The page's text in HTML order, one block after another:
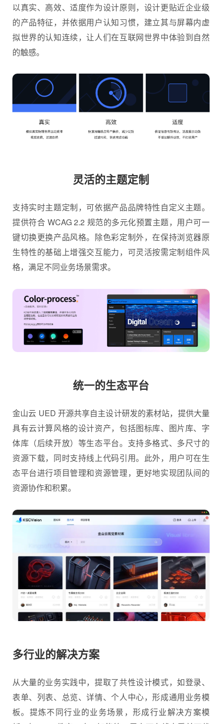
以真实、高效、适度作为设计原则，设计更贴近企业级
的产品特征，并依据用户认知习惯，建立其与屏幕内虚
拟世界的认知连续，让人们在互联网世界中体验到自然
的触感。
灵活的主题定制
支持实时主题定制，可依据产品品牌特性自定义主题。
提供符合 WCAG 2.2 规范的多元化预置主题，用户可一
键切换更换产品风格。除色彩定制外，在保持浏览器原
生特性的基础上增强交互能力，可灵活按需定制组件风
格，满足不同业务场景需求。
统一的生态平台
金山云 UED 开源共享自主设计研发的素材站，提供大量
具有云计算风格的设计资产，包括图标库、图片库、字
体库（后续开放）等生态平台。支持多格式、多尺寸的
资源下载，同时支持线上代码引用。此外，用户可在生
态平台进行项目管理和资源管理，更好地实现团队间的
资源协作和积累。
多行业的解决方案
从大量的业务实践中，提取了共性设计模式，如登录、
表单、列表、总览、详情、个人中心，形成通用业务模
板。提炼不同行业的业务场景，形成行业解决方案模